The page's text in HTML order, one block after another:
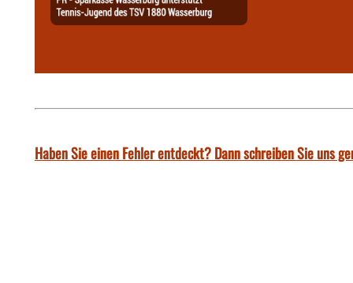
Haben Sie einen Fehler entdeckt? Dann schreiben Sie uns